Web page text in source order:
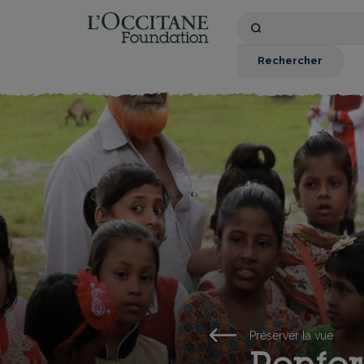
Fondation
Recherche
motsRechercher
Préserver la vue